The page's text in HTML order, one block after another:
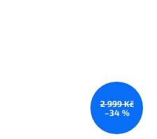
2 999 Kč
–34 %